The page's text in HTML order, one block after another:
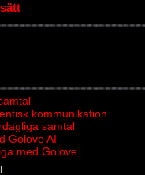
kommunikation
samtal
Golove AI
med Golove